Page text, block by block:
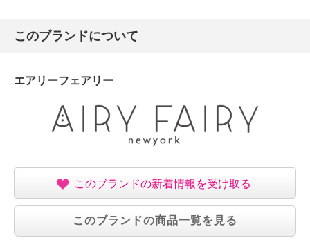
このブランドについて
エアリーフェアリー
このブランドの新着情報を受け取る
このブランドの商品一覧を見る